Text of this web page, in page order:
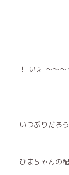
！ いぇ 〜〜〜
いつぶりだろ
ひまちゃんの